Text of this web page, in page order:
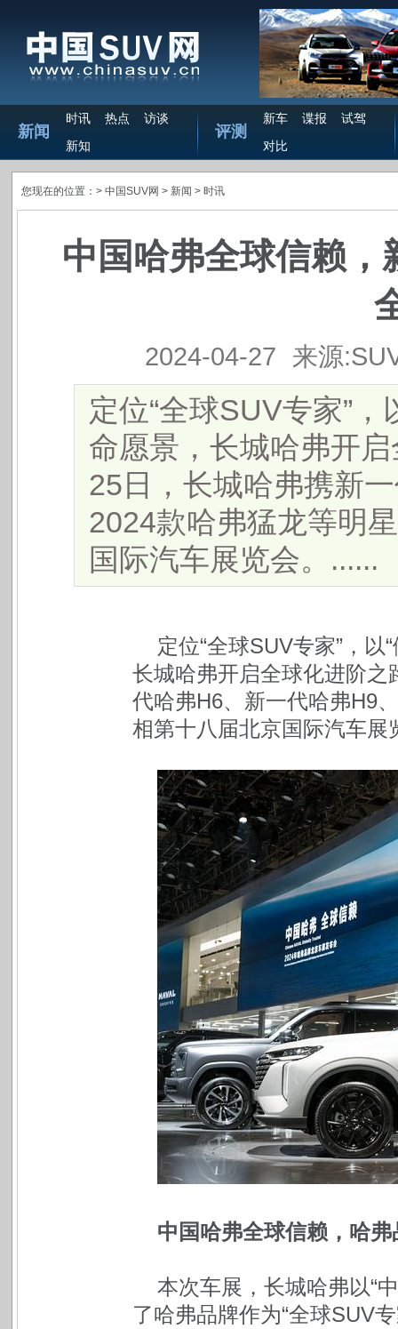
新闻
时讯 热点
访谈
新知
评测
新车 谍报
试驾
对比
您现在的位置：> 中国SUV网 > 新闻 > 时讯
中国哈弗全球信赖
2024-04-27 来源
定位“全球SUV专家”
命愿景，长城哈弗开
25日，长城哈弗携新
2024款哈弗猛龙等明
国际汽车展览会。......
定位“全球SUV专家”，
长城哈弗开启全球化进阶之
代哈弗H6、新一代哈弗H9
相第十八届北京国际汽车展
中国哈弗全球信赖，哈
本次车展，长城哈弗以“
了哈弗品牌作为“全球SUV